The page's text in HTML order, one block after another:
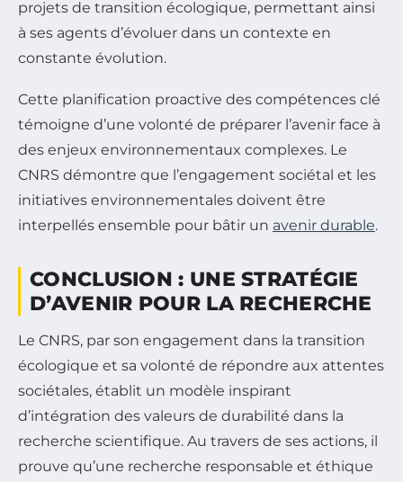
projets de transition écologique, permettant ainsi
à ses agents d’évoluer dans un contexte en
constante évolution.
Cette planification proactive des compétences clé
témoigne d’une volonté de préparer l’avenir face à
des enjeux environnementaux complexes. Le
CNRS démontre que l’engagement sociétal et les
initiatives environnementales doivent être
interpellés ensemble pour bâtir un avenir durable.
CONCLUSION : UNE STRATÉGIE
D’AVENIR POUR LA RECHERCHE
Le CNRS, par son engagement dans la transition
écologique et sa volonté de répondre aux attentes
sociétales, établit un modèle inspirant
d’intégration des valeurs de durabilité dans la
recherche scientifique. Au travers de ses actions, il
prouve qu’une recherche responsable et éthique